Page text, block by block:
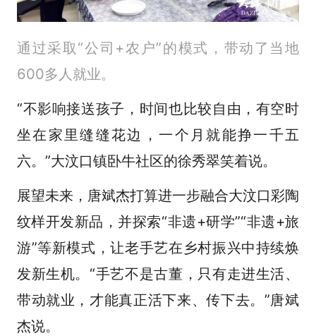
通过采取“公司+农户”的模式，带动了当地
600多人就业。
“不影响接送孩子，时间也比较自由，有空时
坐在家里缝缝花边，一个月就能挣一千五
六。”大汶口镇卧牛社区的徐秀翠笑着说。
展望未来，唐斌杰打算进一步融合大汶口彩陶
纹样开发新品，并探索“非遗+研学”“非遗+旅
游”等新模式，让老手艺在乡村振兴中持续焕
发新生机。“手艺不是古董，只有走进生活、
带动就业，才能真正活下来、传下去。”唐斌
杰说。